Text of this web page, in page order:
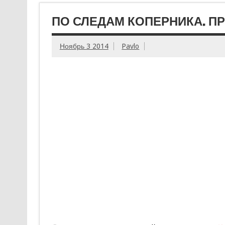
ПО СЛЕДАМ КОПЕРНИКА.
Ноябрь 3 2014 Pavlo